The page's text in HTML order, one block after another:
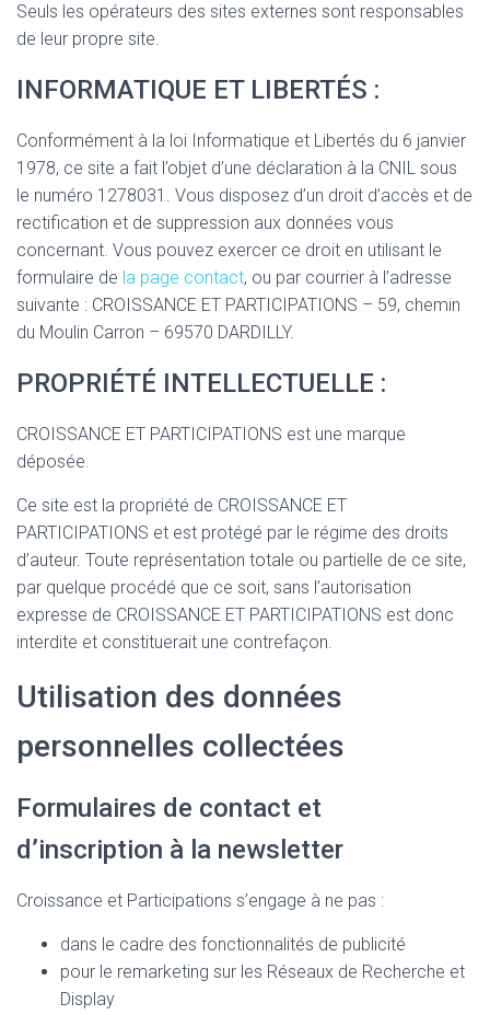
Seuls les opérateurs des sites externes sont responsables
de leur propre site.
INFORMATIQUE ET LIBERTÉS :
Conformément à la loi Informatique et Libertés du 6 janvier
1978, ce site a fait l’objet d’une déclaration à la CNIL sous
le numéro 1278031. Vous disposez d’un droit d’accès et de
rectification et de suppression aux données vous
concernant. Vous pouvez exercer ce droit en utilisant le
formulaire de la page contact, ou par courrier à l’adresse
suivante : CROISSANCE ET PARTICIPATIONS – 59, chemin
du Moulin Carron – 69570 DARDILLY.
PROPRIÉTÉ INTELLECTUELLE :
CROISSANCE ET PARTICIPATIONS est une marque
déposée.
Ce site est la propriété de CROISSANCE ET
PARTICIPATIONS et est protégé par le régime des droits
d’auteur. Toute représentation totale ou partielle de ce site,
par quelque procédé que ce soit, sans l’autorisation
expresse de CROISSANCE ET PARTICIPATIONS est donc
interdite et constituerait une contrefaçon.
Utilisation des données
personnelles collectées
Formulaires de contact et
d’inscription à la newsletter
Croissance et Participations s’engage à ne pas :
dans le cadre des fonctionnalités de publicité
pour le remarketing sur les Réseaux de Recherche et
Display